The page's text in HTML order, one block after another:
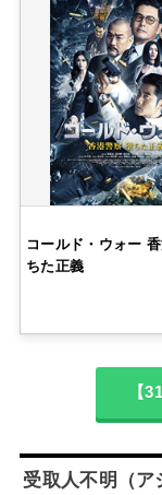
コールド・ウォー
ちた正義
【
受取人不明（ア